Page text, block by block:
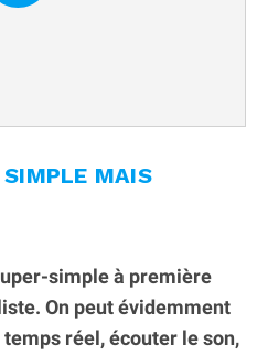
MAIS
simple à première
On peut évidemment
réel, écouter le son,